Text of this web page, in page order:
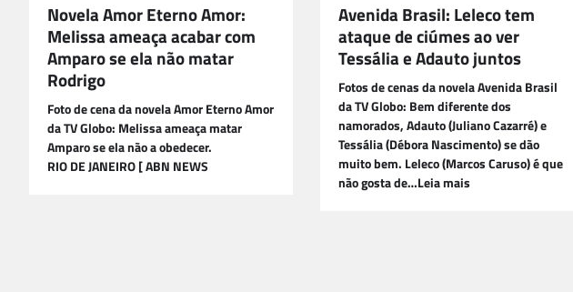
Novela Amor Eterno Amor:
Melissa ameaça acabar com
Amparo se ela não matar
Rodrigo
Foto de cena da novela Amor Eterno Amor
da TV Globo: Melissa ameaça matar
Amparo se ela não a obedecer.
RIO DE JANEIRO [ ABN NEWS
Avenida Brasil: Leleco tem
ataque de ciúmes ao ver
Tessália e Adauto juntos
Fotos de cenas da novela Avenida Brasil
da TV Globo: Bem diferente dos
namorados, Adauto (Juliano Cazarré) e
Tessália (Débora Nascimento) se dão
muito bem. Leleco (Marcos Caruso) é que
não gosta de…Leia mais